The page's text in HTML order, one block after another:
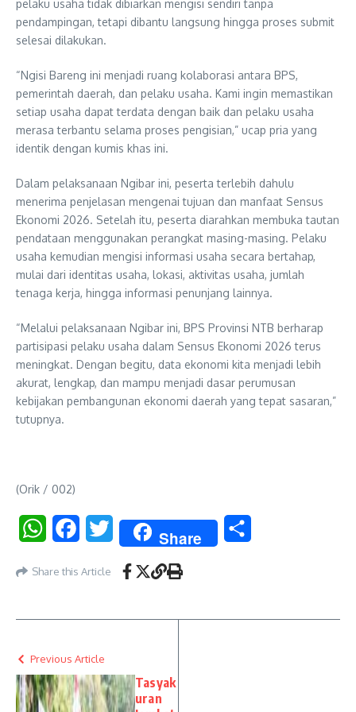
pelaku usaha tidak dibiarkan mengisi sendiri tanpa
pendampingan, tetapi dibantu langsung hingga proses submit
selesai dilakukan.
“Ngisi Bareng ini menjadi ruang kolaborasi antara BPS,
pemerintah daerah, dan pelaku usaha. Kami ingin memastikan
setiap usaha dapat terdata dengan baik dan pelaku usaha
merasa terbantu selama proses pengisian,” ucap pria yang
identik dengan kumis khas ini.
Dalam pelaksanaan Ngibar ini, peserta terlebih dahulu
menerima penjelasan mengenai tujuan dan manfaat Sensus
Ekonomi 2026. Setelah itu, peserta diarahkan membuka tautan
pendataan menggunakan perangkat masing-masing. Pelaku
usaha kemudian mengisi informasi usaha secara bertahap,
mulai dari identitas usaha, lokasi, aktivitas usaha, jumlah
tenaga kerja, hingga informasi penunjang lainnya.
“Melalui pelaksanaan Ngibar ini, BPS Provinsi NTB berharap
partisipasi pelaku usaha dalam Sensus Ekonomi 2026 terus
meningkat. Dengan begitu, data ekonomi kita menjadi lebih
akurat, lengkap, dan mampu menjadi dasar perumusan
kebijakan pembangunan ekonomi daerah yang tepat sasaran,”
tutupnya.
(Orik / 002)
WhatsAppFacebookTwitter Share
Share this Article
Previous Article
Tasyak
uran